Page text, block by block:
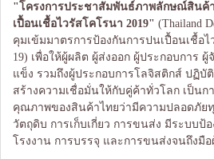
"โครงการประชาสัมพันธ์ภาพลักษณ์สินค้
เปื้อนเชื้อไวรัสโคโรนา 2019" (Thailand
คุมเข้มมาตรการป้องกันการปนเปื้อนเชื้อไ
19) เพื่อให้ผู้ผลิต ผู้ส่งออก ผู้ประกอบการ
แข็ง รวมถึงผู้ประกอบการโลจิสติกส์ ปฏิบั
สร้างความเชื่อมั่นให้กับคู่ค้าทั่วโลก เป็นก
คุณภาพของสินค้าไทยว่ามีความปลอดภัย
วัตถุดิบ การเก็บเกี่ยว การขนส่ง มีระบบป้
โรงงาน การบรรจุ และการขนส่งจนถึงมื